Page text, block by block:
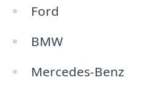
Ford
BMW
Mercedes-Benz